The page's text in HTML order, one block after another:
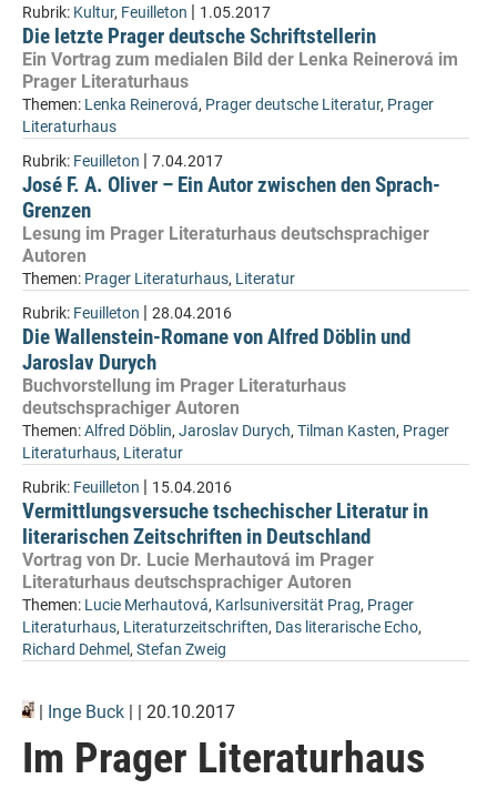
Rubrik: Kultur, Feuilleton | 1.05.2017
Die letzte Prager deutsche Schriftstellerin
Ein Vortrag zum medialen Bild der Lenka Reinerová im
Prager Literaturhaus
Themen: Lenka Reinerová, Prager deutsche Literatur, Prager
Literaturhaus
Rubrik: Feuilleton | 7.04.2017
José F. A. Oliver – Ein Autor zwischen den Sprach-
Grenzen
Lesung im Prager Literaturhaus deutschsprachiger
Autoren
Themen: Prager Literaturhaus, Literatur
Rubrik: Feuilleton | 28.04.2016
Die Wallenstein-Romane von Alfred Döblin und
Jaroslav Durych
Buchvorstellung im Prager Literaturhaus
deutschsprachiger Autoren
Themen:Alfred Döblin, Jaroslav Durych, Tilman Kasten, Prager
Literaturhaus, Literatur
Rubrik: Feuilleton | 15.04.2016
Vermittlungsversuche tschechischer Literatur in
literarischen Zeitschriften in Deutschland
Vortrag von Dr. Lucie Merhautová im Prager
Literaturhaus deutschsprachiger Autoren
Themen: Lucie Merhautová, Karlsuniversität Prag, Prager
Literaturhaus, Literaturzeitschriften, Das literarische Echo,
Richard Dehmel, Stefan Zweig
| Inge Buck | | 20.10.2017
Im Prager Literaturhaus